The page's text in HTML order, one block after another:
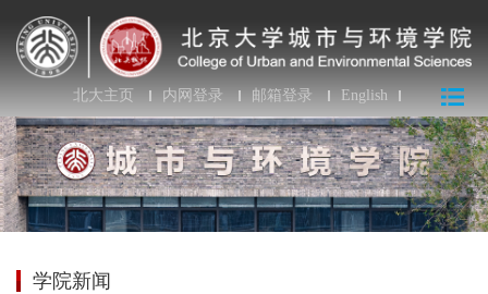
北大主页 内网登录 邮箱登录 English
学院新闻